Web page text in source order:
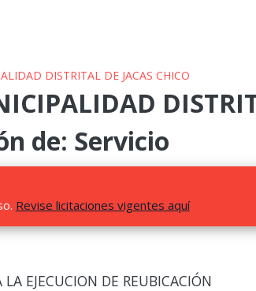
DISTRITAL DE JACAS CHICO
de: Servicio
Revise licitaciones vigentes aquí
EJECUCION DE REUBICACIÓN